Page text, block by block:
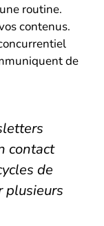
routine.
contenus.
de
contact
de
plusieurs